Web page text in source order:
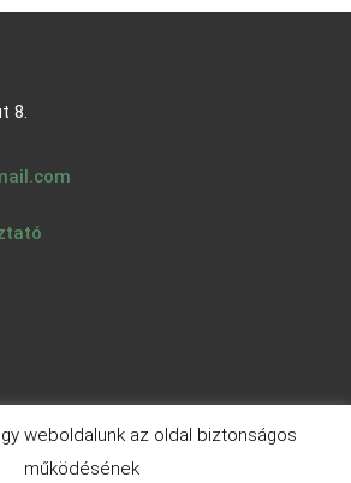
8.
weboldalunk az oldal biztonságos
működésének